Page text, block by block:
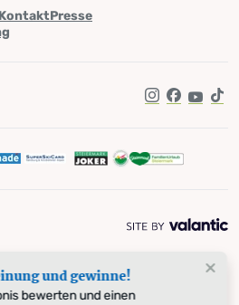
und gewinne!
bewerten und einen
KontaktPresse
Instagram
Facebook